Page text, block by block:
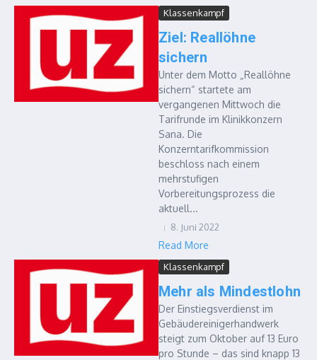
Klassenkampf
Ziel: Reallöhne
sichern
Unter dem Motto „Reallöhne
sichern“ startete am
vergangenen Mittwoch die
Tarifrunde im Klinikkonzern
Sana. Die
Konzerntarifkommission
beschloss nach einem
mehrstufigen
Vorbereitungsprozess die
aktuell...
8. Juni 2022
Read More
Klassenkampf
Mehr als Mindestlohn
Der Einstiegsverdienst im
Gebäudereinigerhandwerk
steigt zum Oktober auf 13 Euro
pro Stunde – das sind knapp 13